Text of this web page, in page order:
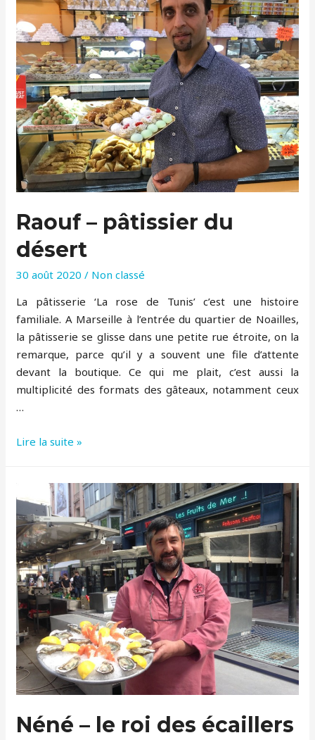
–
Docteur
Jivago
Raouf – pâtissier du
désert
30 août 2020 / Non classé
La pâtisserie ‘La rose de Tunis’ c’est une histoire
familiale. A Marseille à l’entrée du quartier de Noailles,
la pâtisserie se glisse dans une petite rue étroite, on la
remarque, parce qu’il y a souvent une file d’attente
devant la boutique. Ce qui me plait, c’est aussi la
multiplicité des formats des gâteaux, notamment ceux
…
Raouf
désert
Lire la suite »
Néné – le roi des écaillers